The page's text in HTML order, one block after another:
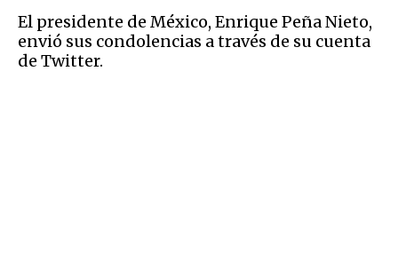
El presidente de México, Enrique Peña Nieto,
envió sus condolencias a través de su cuenta
de Twitter.